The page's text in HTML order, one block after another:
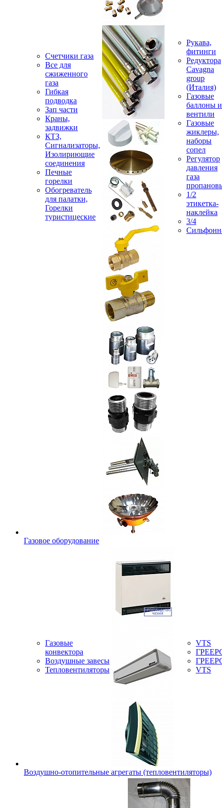
Счетчики газа
Все для
сжиженного
газа
Гибкая
подводка
Зап части
Краны,
задвижки
КТЗ,
Сигнализаторы,
Изолириющие
соединения
Печные
горелки
Обогреватель
для палатки,
Горелки
туристицеские
Рукава,
фитинги
Редуктора
Cavagna
group
(Италия)
Газовые
баллоны и
вентили
Газовые
жиклеры,
наборы
сопел
Регулятор
давления
газа
1/2
этикетка-
наклейка
3/4
Газовое оборудование
Газовые
конвектора
Воздушные завесы
Тепловентиляторы
VTS
VTS
Воздушно-отопительные агрегаты (тепловентиляторы)